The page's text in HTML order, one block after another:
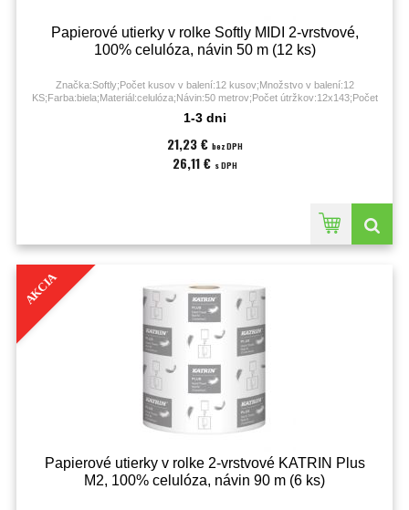
Papierové utierky v rolke Softly MIDI 2-vrstvové,
100% celulóza, návin 50 m (12 ks)
Značka:Softly;Počet kusov v balení:12 kusov;Množstvo v balení:12
KS;Farba:biela;Materiál:celulóza;Návin:50 metrov;Počet útržkov:12x143;Počet
1-3 dni
21,23 € bez DPH
26,11 € s DPH
AKCIA
Papierové utierky v rolke 2-vrstvové KATRIN Plus
M2, 100% celulóza, návin 90 m (6 ks)